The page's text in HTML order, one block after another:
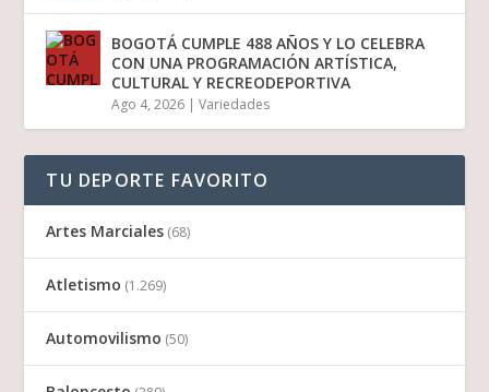
BOGOTÁ CUMPLE 488 AÑOS Y LO CELEBRA
CON UNA PROGRAMACIÓN ARTÍSTICA,
CULTURAL Y RECREODEPORTIVA
Ago 4, 2026 |Variedades
TU DEPORTE FAVORITO
Artes Marciales (68)
Atletismo (1.269)
Automovilismo (50)